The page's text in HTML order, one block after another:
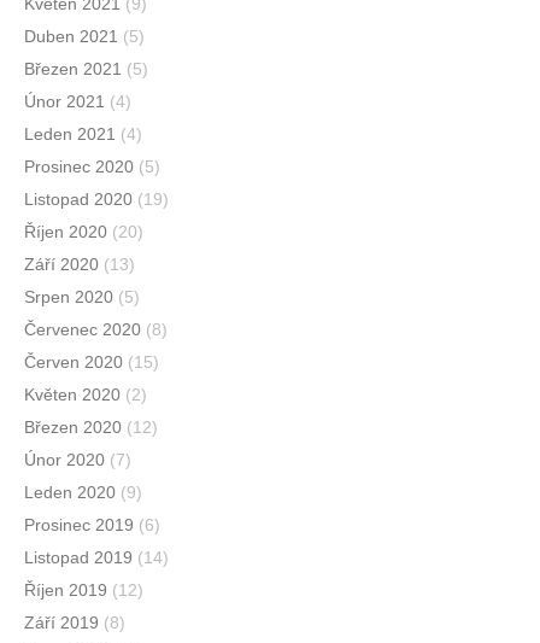
Duben 2021 (5)
Březen 2021 (5)
Únor 2021 (4)
Leden 2021 (4)
Prosinec 2020 (5)
Listopad 2020 (19)
Říjen 2020 (20)
Září 2020 (13)
Srpen 2020 (5)
Červenec 2020 (8)
Červen 2020 (15)
Květen 2020 (2)
Březen 2020 (12)
Únor 2020 (7)
Leden 2020 (9)
Prosinec 2019 (6)
Listopad 2019 (14)
Říjen 2019 (12)
Září 2019 (8)